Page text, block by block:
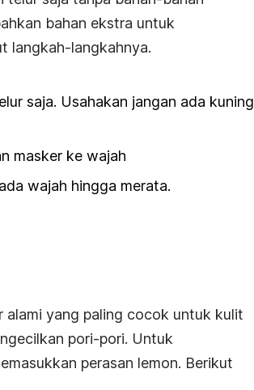
bahan ekstra untuk
langkah-langkahnya.
saja. Usahakan jangan ada kuning
masker ke wajah
wajah hingga merata.
alami yang paling cocok untuk kulit
pori-pori. Untuk
perasan lemon. Berikut